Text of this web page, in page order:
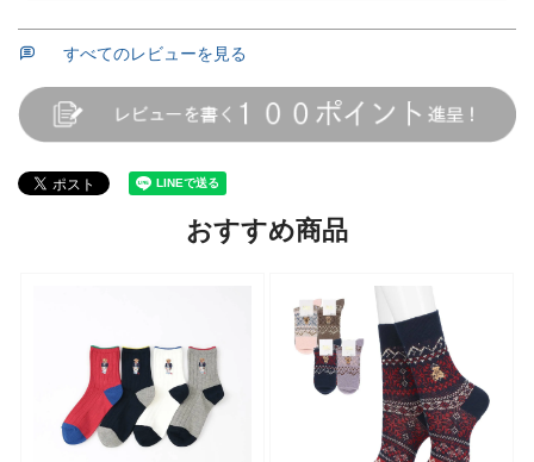
すべてのレビューを見る
おすすめ商品